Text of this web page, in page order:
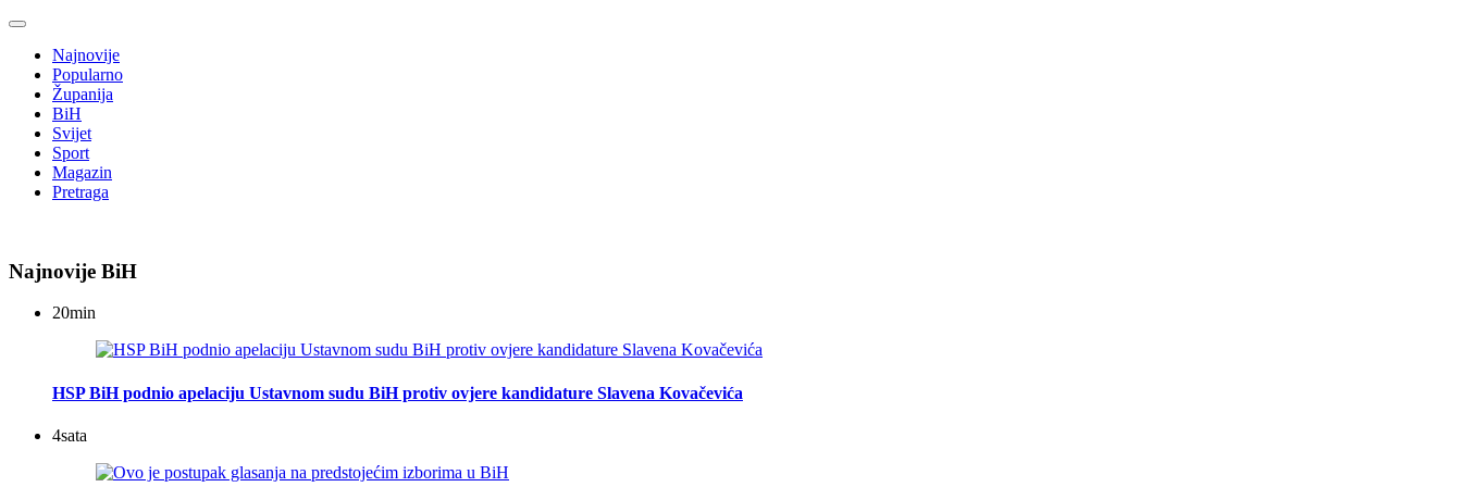
Najnovije
Popularno
Županija
BiH
Svijet
Sport
Magazin
Pretraga
Najnovije BiH
20min
HSP BiH podnio apelaciju Ustavnom sudu BiH protiv ovjere kandidature Slavena Kovačevića
4sata